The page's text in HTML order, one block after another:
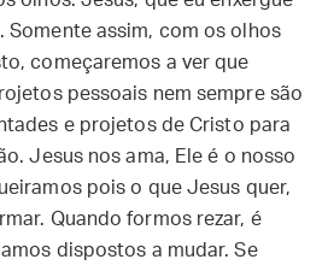
Somente assim, com os olhos
começaremos a ver que
pessoais nem sempre são
e projetos de Cristo para
Jesus nos ama, Ele é o nosso
pois o que Jesus quer,
Quando formos rezar, é
dispostos a mudar. Se